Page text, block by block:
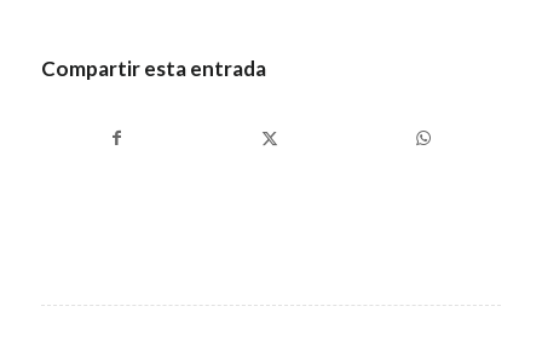
Compartir esta entrada